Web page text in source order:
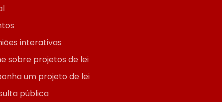
interativas
sobre projetos de lei
um projeto de lei
pública